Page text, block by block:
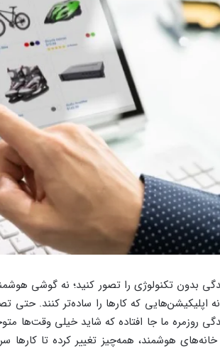
بدون تکنولوژی را تصور کنید؛ نه گوشی
اپلیکیشن‌هایی که کارها را ساده‌تر کنند.
روزمره ما جا افتاده که شاید خیلی وقت‌ها
خانه‌های هوشمند، همه‌چیز تغییر کرده تا کارها